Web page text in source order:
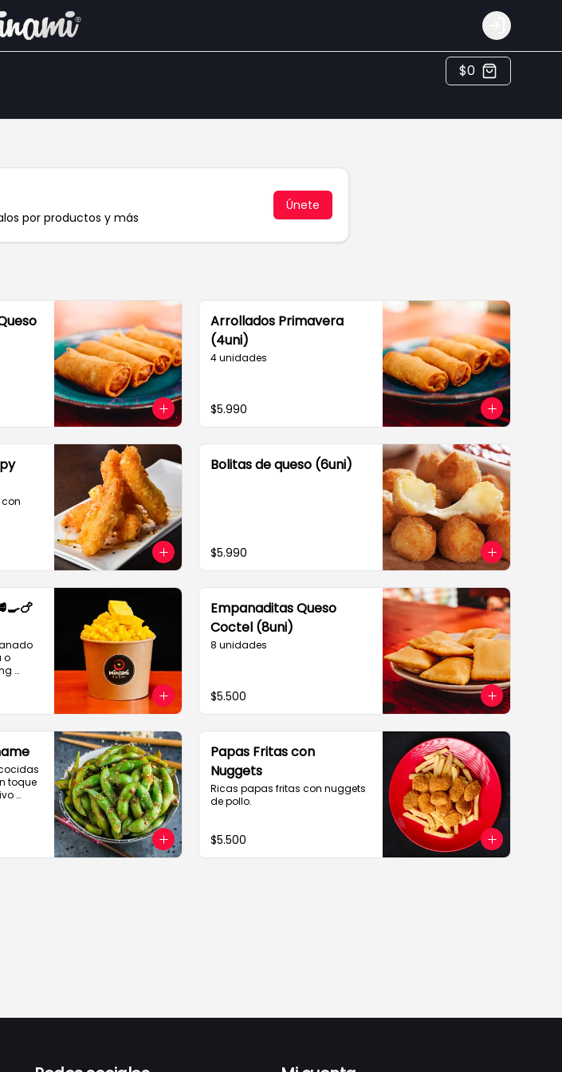
Login
$0
por productos y más
Únete
Arrollados Primavera
(4uni)
4 unidades
$5.990
Bolitas de queso (6uni)
$5.990
o
Empanaditas Queso
Coctel (8uni)
8 unidades
$5.500
toque
Papas Fritas con
Nuggets
Ricas papas fritas con nuggets
de pollo.
$5.500